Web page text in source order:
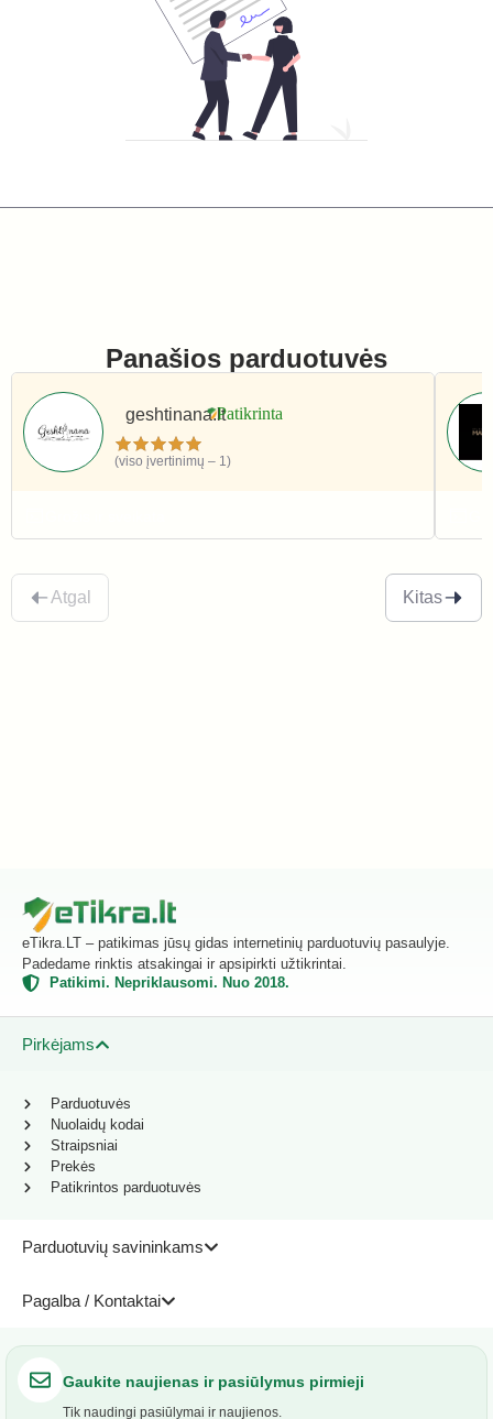
Panašios parduotuvės
geshtinana.lt
(viso įvertinimų – 1)
Atgal Kitas
eTikra.LT – patikimas jūsų gidas internetinių parduotuvių pasaulyje.
Padedame rinktis atsakingai ir apsipirkti užtikrintai.
Patikimi. Nepriklausomi. Nuo 2018.
Pirkėjams
Parduotuvių savininkams
Pagalba / Kontaktai
Parduotuvės
Nuolaidų kodai
Straipsniai
Prekės
Patikrintos parduotuvės
Gaukite naujienas ir pasiūlymus pirmieji
Tik naudingi pasiūlymai ir naujienos.